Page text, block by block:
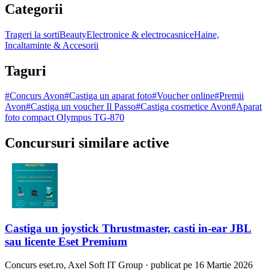
Categorii
Trageri la sortiBeautyElectronice & electrocasniceHaine,
Incaltaminte & Accesorii
Taguri
#Concurs Avon#Castiga un aparat foto#Voucher online#Premii
Avon#Castiga un voucher Il Passo#Castiga cosmetice Avon#Aparat
foto compact Olympus TG-870
Concursuri similare active
Castiga un joystick Thrustmaster, casti in-ear JBL
sau licente Eset Premium
Concurs eset.ro, Axel Soft IT Group · publicat pe 16 Martie 2026